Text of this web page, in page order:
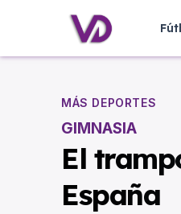
MÁS DEPORTES
GIMNASIA
El
España